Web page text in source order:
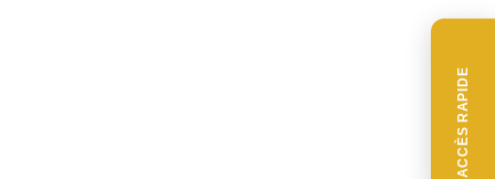
ACCÈS RAPIDE